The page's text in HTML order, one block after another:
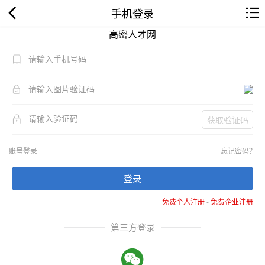
手机登录
高密人才网
获取验证码
账号登录 忘记密码？
登录
免费个人注册-免费企业注册
第三方登录